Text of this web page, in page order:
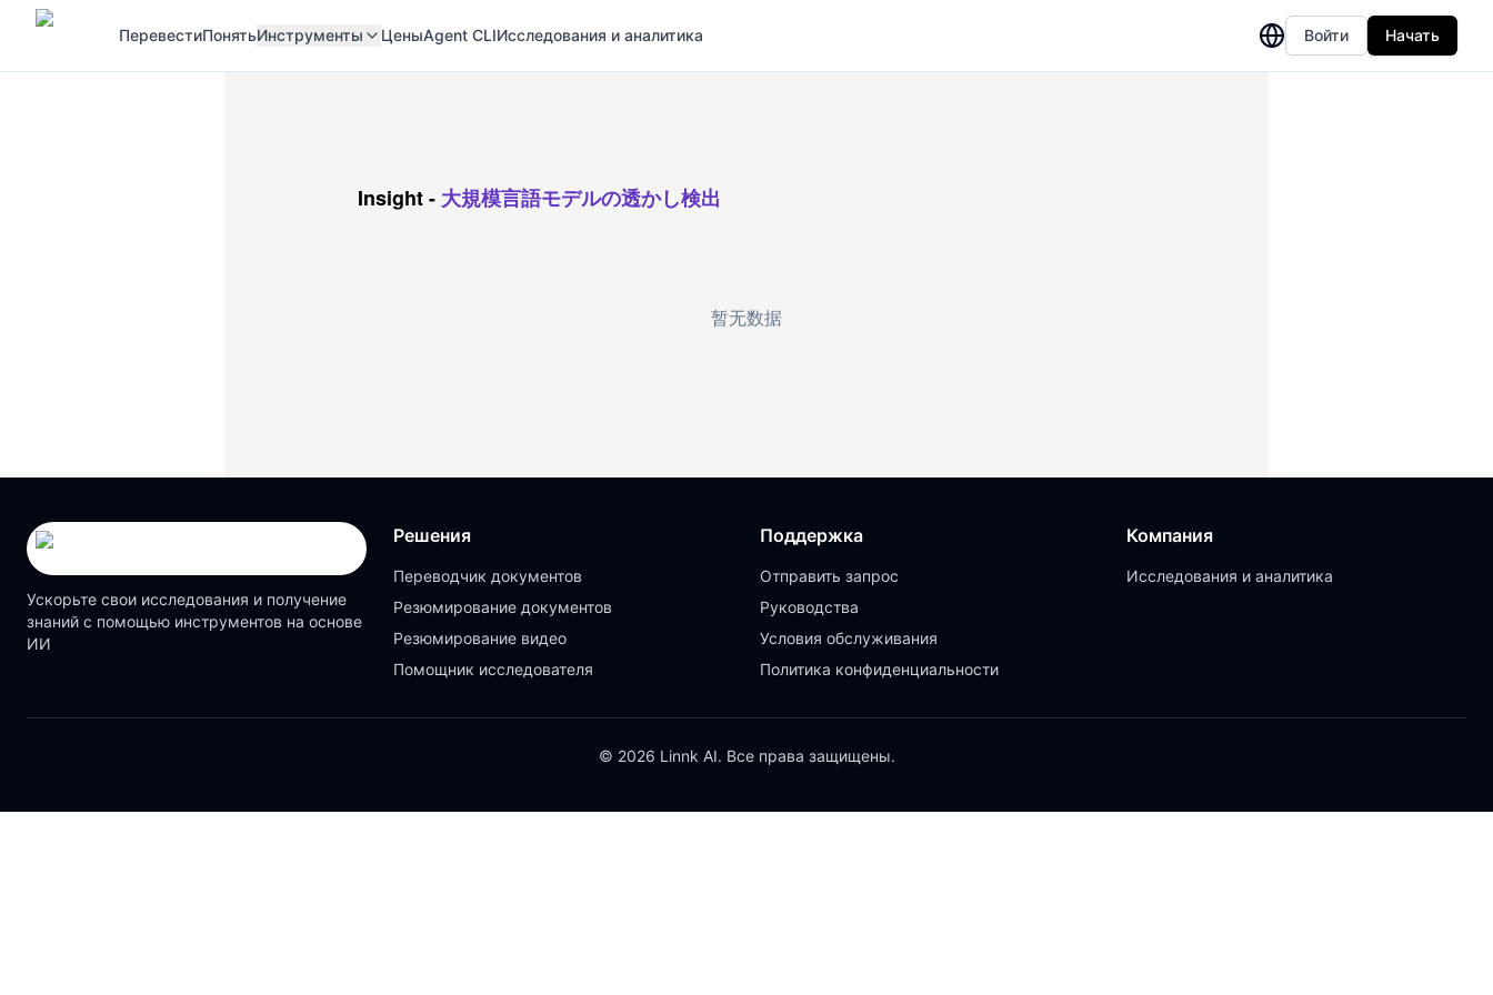
ПеревестиПонятьИнструменты ЦеныAgent CLIИсследования и аналитика Войти Начать
Insight- 大規模言語モデルの透かし検出
暂无数据
Ускорьте свои исследования и получение
знаний с помощью инструментов на основе
ИИ
Решения
Переводчик документов
Резюмирование документов
Резюмирование видео
Помощник исследователя
Поддержка
Отправить запрос
Руководства
Условия обслуживания
Политика конфиденциальности
Компания
Исследования и аналитика
© 2026 Linnk AI. Все права защищены.